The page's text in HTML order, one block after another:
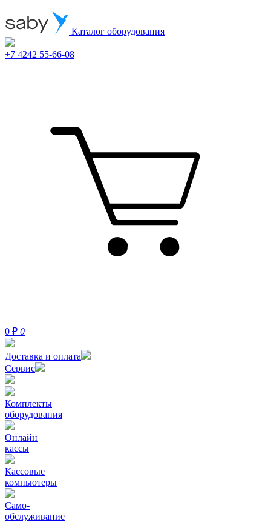
Каталог оборудования
+7 4242 55-66-08
0 ₽ 0
Доставка и оплата
Сервис
Комплекты
оборудования
Онлайн
кассы
Кассовые
компьютеры
Само-
обслуживание